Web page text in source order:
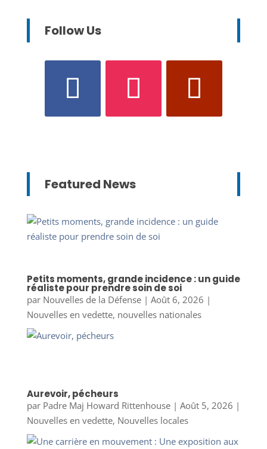
Follow Us
Featured News
Petits moments, grande incidence : un guide
réaliste pour prendre soin de soi
par Nouvelles de la Défense| Août 6, 2026 |
Nouvelles en vedette, nouvelles nationales
Aurevoir, pécheurs
par Padre Maj Howard Rittenhouse| Août 5, 2026 |
Nouvelles en vedette, Nouvelles locales